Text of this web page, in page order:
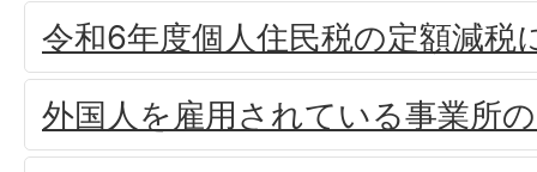
令和6年度個人住民税の定額減税
外国人を雇用されている事業所